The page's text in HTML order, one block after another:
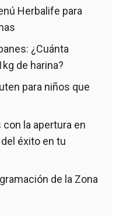
Herbalife para
¿Cuánta
de harina?
para niños que
la apertura en
éxito en tu
de la Zona